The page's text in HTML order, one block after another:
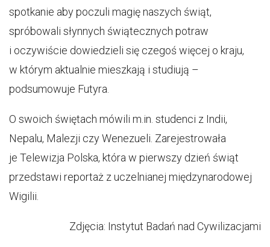
spotkanie aby poczuli magię naszych świąt,
spróbowali słynnych świątecznych potraw
i oczywiście dowiedzieli się czegoś więcej o kraju,
w którym aktualnie mieszkają i studiują –
podsumowuje Futyra.
O swoich świętach mówili m.in. studenci z Indii,
Nepalu, Malezji czy Wenezueli. Zarejestrowała
je Telewizja Polska, która w pierwszy dzień świąt
przedstawi reportaż z uczelnianej międzynarodowej
Wigilii.
Zdjęcia: Instytut Badań nad Cywilizacjami